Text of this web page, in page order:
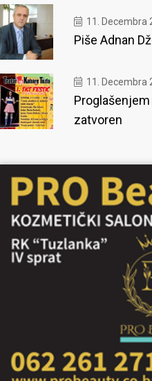
11. Decembra
Piše Adnan
11. Decembra
zatvoren